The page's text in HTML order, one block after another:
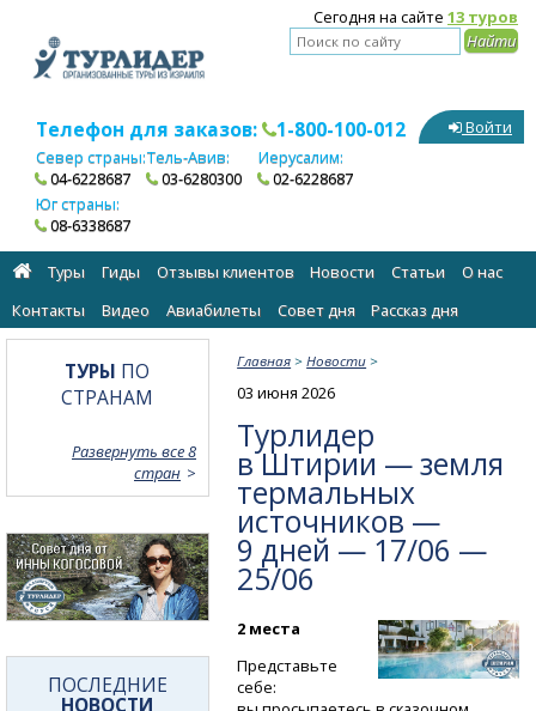
Сегодня на сайте 13 туров
Телефон для заказов: 1-800-100-012
Север страны:
04-6228687
Тель-Авив:
03-6280300
Иерусалим:
02-6228687
Юг страны:
08-6338687
Войти
Туры Гиды Отзывы клиентов Новости Статьи
О нас
Контакты
Видео Авиабилеты Cовет дня Рассказ дня
Главная >Новости >
03 июня 2026
Турлидер
в Штирии — земля
термальных
источников —
9 дней — 17/06 —
25/06
2 места
Представьте
себе:
ТУРЫ ПО
СТРАНАМ
Развернуть все 8
стран
ПОСЛЕДНИЕ
НОВОСТИ